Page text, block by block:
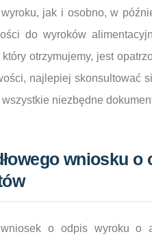
jak i osobno, w
do wyroków
otrzymujemy, jest
najlepiej skonsultować
niezbędne
wniosku
wniosek o odpis wyroku o